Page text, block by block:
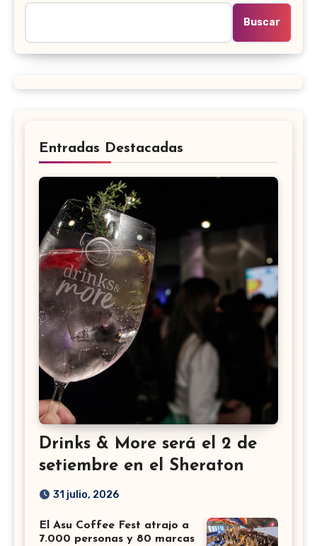
Buscar
Entradas Destacadas
Drinks & More será el 2 de
setiembre en el Sheraton
31 julio, 2026
El Asu Coffee Fest atrajo a
7.000 personas y 80 marcas